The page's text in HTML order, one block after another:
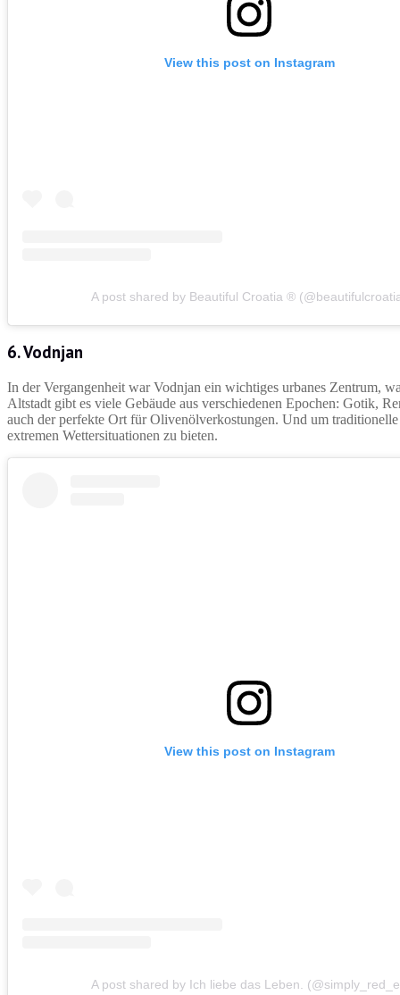
View this post on Instagram
A post shared by Beautiful Croatia ®
6. Vodnjan
In der Vergangenheit war Vodnjan ein wichtiges urbanes Zentrum,
Altstadt gibt es viele Gebäude aus verschiedenen Epochen: Gotik,
auch der perfekte Ort für Olivenölverkostungen. Und um
extremen Wettersituationen zu bieten.
View this post on Instagram
A post shared by Ich liebe das Leben.